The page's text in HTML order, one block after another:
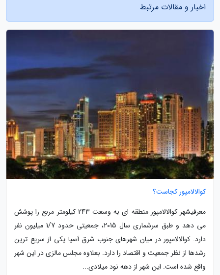
اخبار و مقالات مرتبط
کوالالامپور کجاست؟
معرفیشهر کوالالامپور منطقه ای به وسعت 243 کیلومتر مربع را پوشش
می دهد و طبق سرشماری سال 2015، جمعیتی حدود 1/7 میلیون نفر
دارد. کوالالامپور در میان شهرهای جنوب شرق آسیا یکی از سریع ترین
رشدها از نظر جمعیت و اقتصاد را دارد. بعلاوه مجلس مالزی در این شهر
واقع شده است. این شهر از دهه نود میلادی...